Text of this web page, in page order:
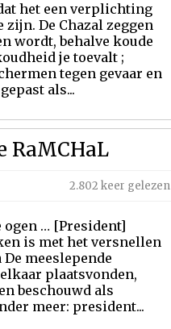
het een verplichting
De Chazal zeggen
wordt, behalve koude
je toevalt ;
tegen gevaar en
als...
RaMCHaL
2.802 keer gelezen
… [President]
is met het versnellen
meeslepende
plaatsvonden,
beschouwd als
meer: president...